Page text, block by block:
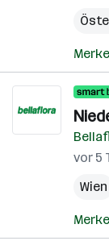
vor 5
Wien